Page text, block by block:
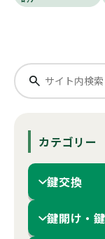
カテゴリー
鍵交換
鍵開け・